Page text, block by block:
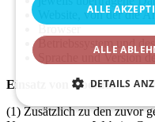
Website, von der die
Browser
Betriebssystem und
Sprache und Version
Einsatz von Cookies
(1) Zusätzlich zu den zuvor
ALLE
ALLE
DETAILS